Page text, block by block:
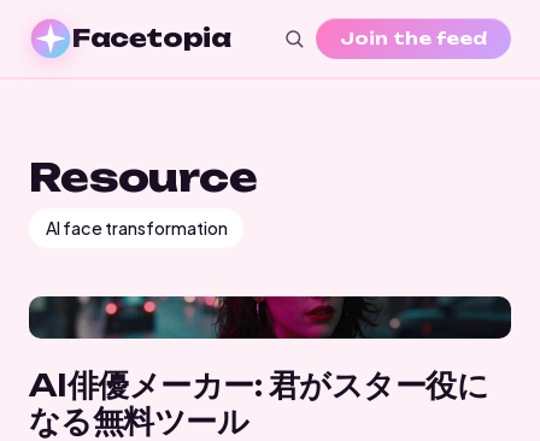
Resource
AI face transformation
AI俳優メーカー: 君がスター役に
なる無料ツール
Facetopia Join the feed